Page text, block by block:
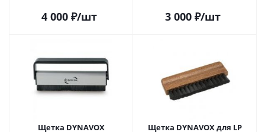
4 000₽/шт 3 000₽/шт
Щетка DYNAVOX
Щетка DYNAVOX для LP